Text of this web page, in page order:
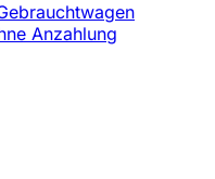
Anzahlung